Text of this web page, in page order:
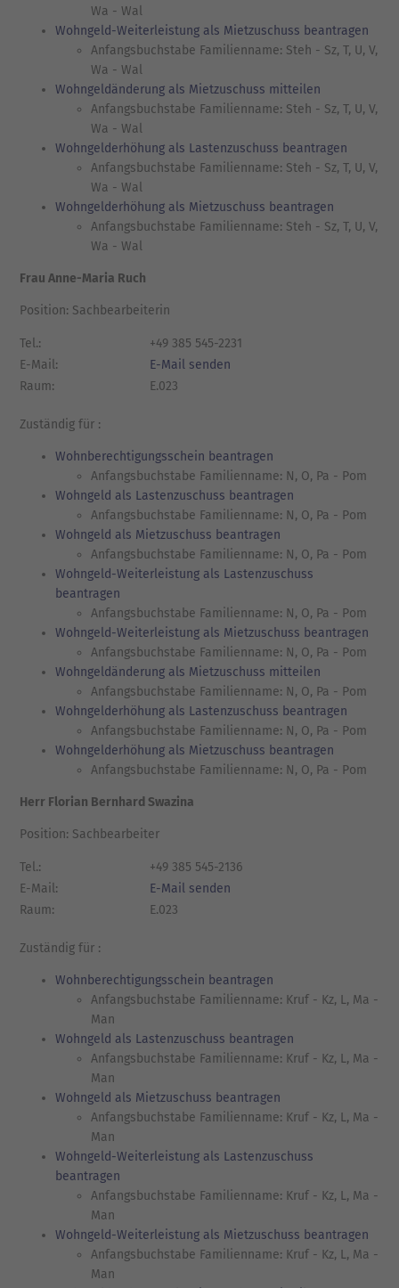
Wa - Wal
Wohngeld-Weiterleistung als Mietzuschuss beantragen
Anfangsbuchstabe Familienname: Steh - Sz, T, U, V,
Wa - Wal
Wohngeldänderung als Mietzuschuss mitteilen
Anfangsbuchstabe Familienname: Steh - Sz, T, U, V,
Wa - Wal
Wohngelderhöhung als Lastenzuschuss beantragen
Anfangsbuchstabe Familienname: Steh - Sz, T, U, V,
Wa - Wal
Wohngelderhöhung als Mietzuschuss beantragen
Anfangsbuchstabe Familienname: Steh - Sz, T, U, V,
Wa - Wal
Frau Anne-Maria Ruch
Position: Sachbearbeiterin
Tel.:
+49 385 545-2231
E-Mail:
E-Mail senden
Raum:
E.023
Zuständig für :
Wohnberechtigungsschein beantragen
Anfangsbuchstabe Familienname: N, O, Pa - Pom
Wohngeld als Lastenzuschuss beantragen
Anfangsbuchstabe Familienname: N, O, Pa - Pom
Wohngeld als Mietzuschuss beantragen
Anfangsbuchstabe Familienname: N, O, Pa - Pom
Wohngeld-Weiterleistung als Lastenzuschuss
beantragen
Anfangsbuchstabe Familienname: N, O, Pa - Pom
Wohngeld-Weiterleistung als Mietzuschuss beantragen
Anfangsbuchstabe Familienname: N, O, Pa - Pom
Wohngeldänderung als Mietzuschuss mitteilen
Anfangsbuchstabe Familienname: N, O, Pa - Pom
Wohngelderhöhung als Lastenzuschuss beantragen
Anfangsbuchstabe Familienname: N, O, Pa - Pom
Wohngelderhöhung als Mietzuschuss beantragen
Anfangsbuchstabe Familienname: N, O, Pa - Pom
Herr Florian Bernhard Swazina
Position: Sachbearbeiter
Tel.:
+49 385 545-2136
E-Mail:
E-Mail senden
Raum:
E.023
Zuständig für :
Wohnberechtigungsschein beantragen
Anfangsbuchstabe Familienname: Kruf - Kz, L, Ma -
Man
Wohngeld als Lastenzuschuss beantragen
Anfangsbuchstabe Familienname: Kruf - Kz, L, Ma -
Man
Wohngeld als Mietzuschuss beantragen
Anfangsbuchstabe Familienname: Kruf - Kz, L, Ma -
Man
Wohngeld-Weiterleistung als Lastenzuschuss
beantragen
Anfangsbuchstabe Familienname: Kruf - Kz, L, Ma -
Man
Wohngeld-Weiterleistung als Mietzuschuss beantragen
Anfangsbuchstabe Familienname: Kruf - Kz, L, Ma -
Man